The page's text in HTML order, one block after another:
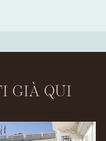
GIÀ QUI